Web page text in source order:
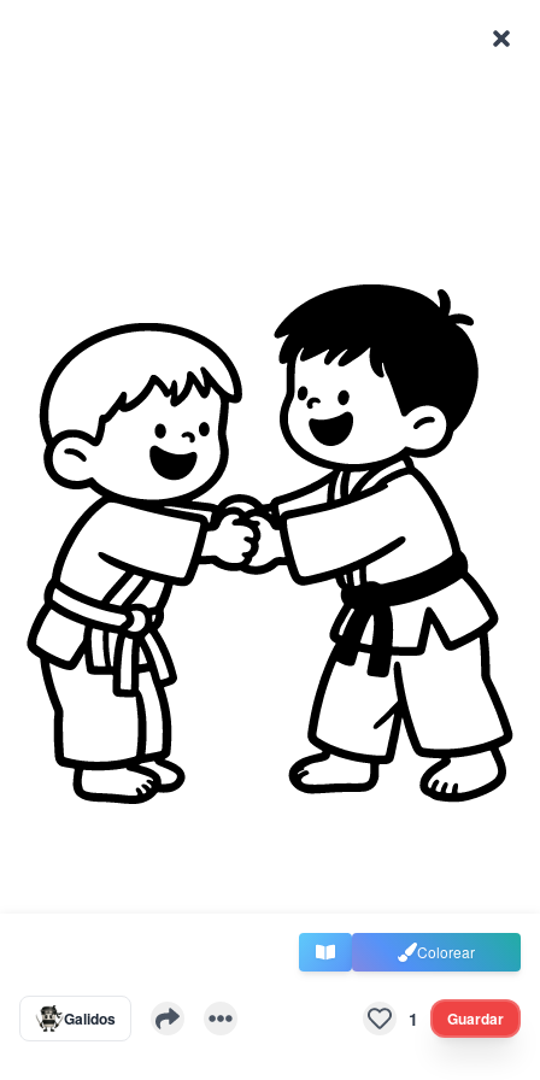
Colorear
Galidos 1 Guardar